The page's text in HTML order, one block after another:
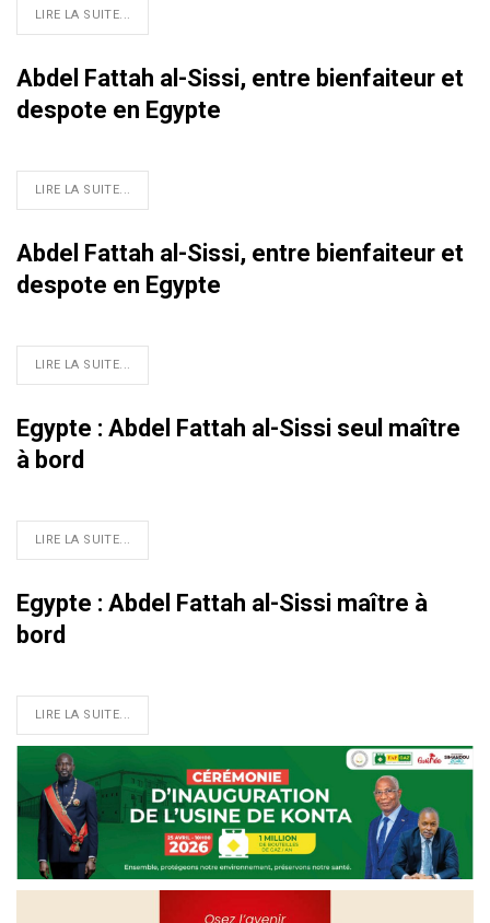
LIRE LA SUITE...
Abdel Fattah al-Sissi, entre bienfaiteur et
despote en Egypte
LIRE LA SUITE...
Abdel Fattah al-Sissi, entre bienfaiteur et
despote en Egypte
LIRE LA SUITE...
Egypte : Abdel Fattah al-Sissi seul maître
à bord
LIRE LA SUITE...
Egypte : Abdel Fattah al-Sissi maître à
bord
LIRE LA SUITE...